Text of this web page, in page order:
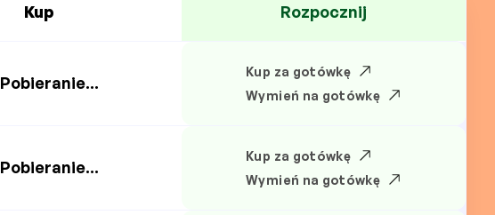
Kup Rozpocznij
Pobieranie...
Kup za gotówkę
Wymień na gotówkę
Pobieranie...
Kup za gotówkę
Wymień na gotówkę